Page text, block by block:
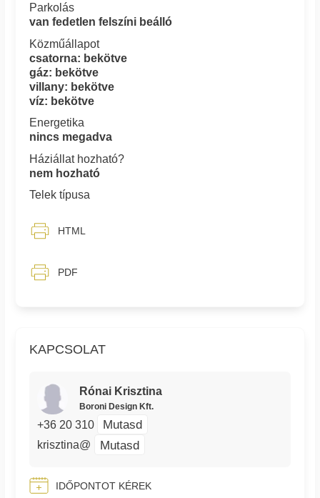
KAPCSOLAT
Rónai Krisztina
Boroni Design Kft.
+36 20 310 Mutasd
krisztina@ Mutasd
IDŐPONTOT KÉREK
Parkolás
van fedetlen felszíni beálló
Közműállapot
csatorna: bekötve
gáz: bekötve
villany: bekötve
víz: bekötve
Energetika
nincs megadva
Háziállat hozható?
nem hozható
Telek típusa
HTML
PDF